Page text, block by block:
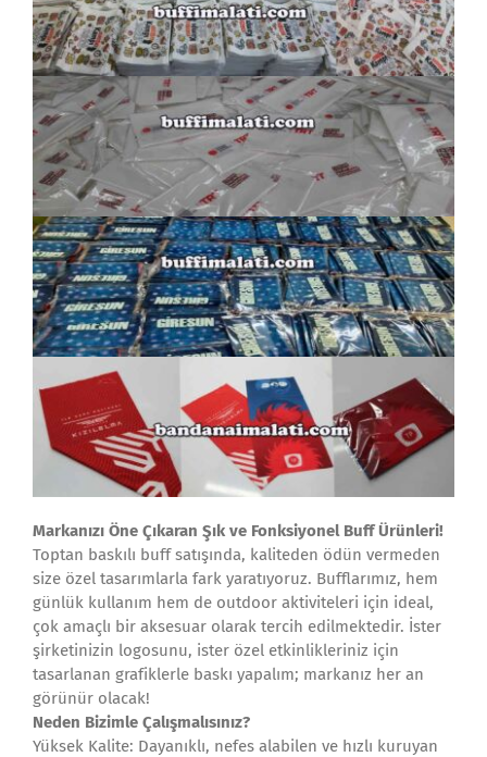
Markanızı Öne Çıkaran Şık ve Fonksiyonel Buff Ürünleri!
Toptan baskılı buff satışında, kaliteden ödün vermeden
size özel tasarımlarla fark yaratıyoruz. Bufflarımız, hem
günlük kullanım hem de outdoor aktiviteleri için ideal,
çok amaçlı bir aksesuar olarak tercih edilmektedir. İster
şirketinizin logosunu, ister özel etkinlikleriniz için
tasarlanan grafiklerle baskı yapalım; markanız her an
görünür olacak!
Neden Bizimle Çalışmalısınız?
Yüksek Kalite: Dayanıklı, nefes alabilen ve hızlı kuruyan